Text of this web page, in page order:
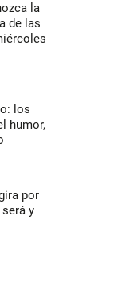
la
de las
los
humor,
por
y